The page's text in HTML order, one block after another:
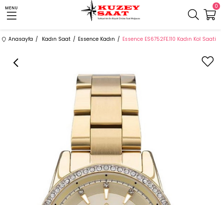
MENU 0
Anasayfa Kadın Saat Essence Kadın Essence ES6752FE.110 Kadın Kol Saati